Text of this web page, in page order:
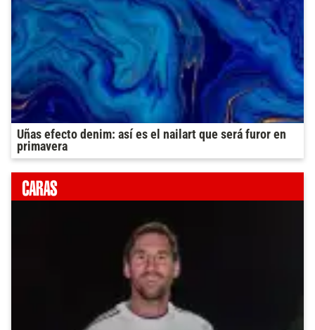
Uñas efecto denim: así es el nailart que será furor en
primavera